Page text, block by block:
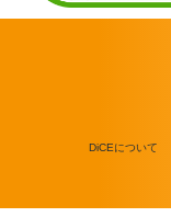
DiCEについて